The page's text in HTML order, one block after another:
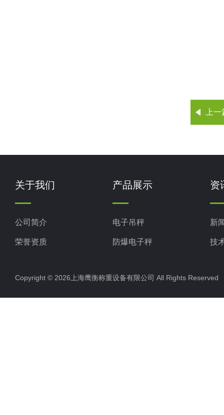
上
关于我们
公司简介
荣誉资质
产品展示
电子吊秤
防爆电子秤
电子汽车衡
电子天平
资
新
技
Copyright © 2026上海鹰衡称重设备有限公司 All Rights